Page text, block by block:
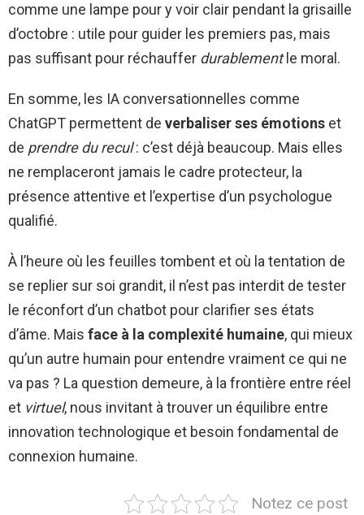
comme une lampe pour y voir clair pendant la grisaille
d’octobre : utile pour guider les premiers pas, mais
pas suffisant pour réchauffer durablementle moral.
En somme, les IA conversationnelles comme
ChatGPT permettent de verbaliser ses émotions et
de prendre du recul: c’est déjà beaucoup. Mais elles
ne remplaceront jamais le cadre protecteur, la
présence attentive et l’expertise d’un psychologue
qualifié.
À l’heure où les feuilles tombent et où la tentation de
se replier sur soi grandit, il n’est pas interdit de tester
le réconfort d’un chatbot pour clarifier ses états
d’âme. Mais face à la complexité humaine, qui mieux
qu’un autre humain pour entendre vraiment ce qui ne
va pas ? La question demeure, à la frontière entre réel
et virtuel, nous invitant à trouver un équilibre entre
innovation technologique et besoin fondamental de
connexion humaine.
Notez ce post